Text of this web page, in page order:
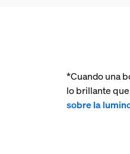
*Cuando una
lo brillante
sobre la